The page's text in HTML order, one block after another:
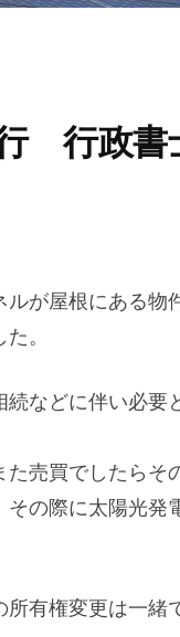
行政書
が屋根にある物
。
などに伴い必要
売買でしたらそ
の際に太陽光発
有権変更は一緒